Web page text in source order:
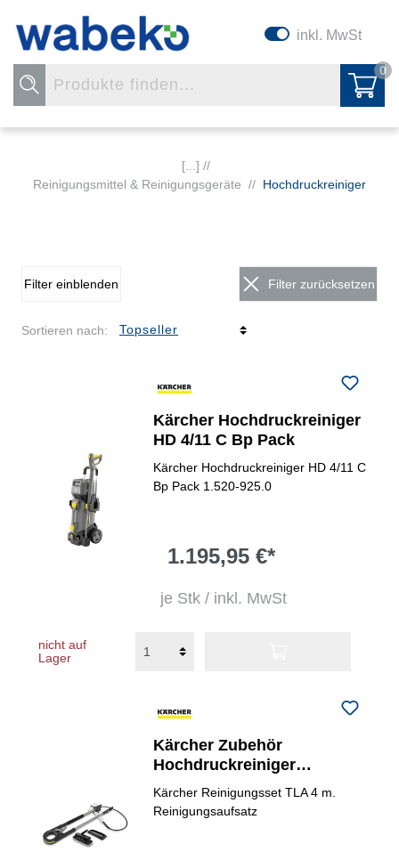
inkl. MwSt
0
[...] //
Reinigungsmittel & Reinigungsgeräte // Hochdruckreiniger
Filter einblenden Filter zurücksetzen
Sortieren nach:
Kärcher Hochdruckreiniger
HD 4/11 C Bp Pack
Kärcher Hochdruckreiniger HD 4/11 C
Bp Pack 1.520-925.0
1.195,95 €*
je Stk / inkl. MwSt
nicht auf
Lager
Kärcher Zubehör
Hochdruckreiniger
Reinigungsset
Kärcher Reinigungsset TLA 4 m.
Reinigungsaufsatz